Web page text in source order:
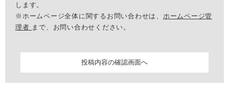
します。
※ホームページ全体に関するお問い合わせは、 ホームページ管
理者 まで、お問い合わせください。